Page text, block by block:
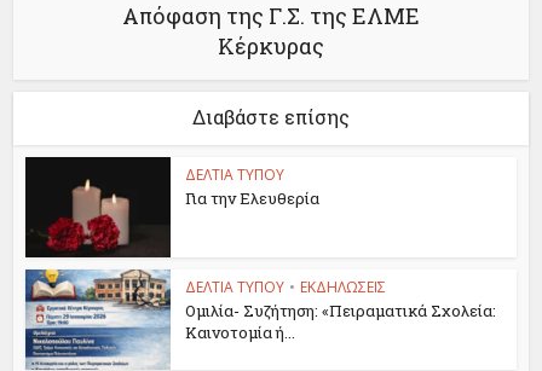
Απόφαση της Γ.Σ. της ΕΛΜΕ
Κέρκυρας
Διαβάστε επίσης
ΔΕΛΤΙΑ ΤΥΠΟΥ
Για την Ελευθερία
ΔΕΛΤΙΑ ΤΥΠΟΥ • ΕΚΔΗΛΩΣΕΙΣ
Ομιλία- Συζήτηση: «Πειραματικά Σχολεία:
Καινοτομία ή...